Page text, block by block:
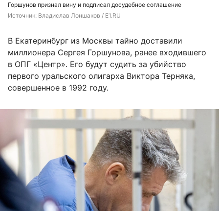
Горшунов признал вину и подписал досудебное соглашение
Источник: Владислав Лоншаков / E1.RU
В Екатеринбург из Москвы тайно доставили
миллионера Сергея Горшунова, ранее входившего
в ОПГ «Центр». Его будут судить за убийство
первого уральского олигарха Виктора Терняка,
совершенное в 1992 году.